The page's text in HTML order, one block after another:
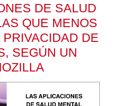
DE SALUD
QUE MENOS
DE
SEGÚN UN